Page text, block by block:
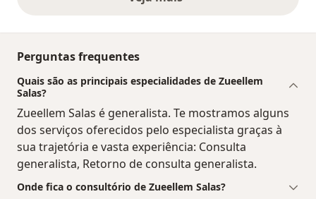
opiniões acima
Perguntas frequentes
Quais são as principais especialidades de Zueellem
Salas?
Zueellem Salas é generalista. Te mostramos alguns
dos serviços oferecidos pelo especialista graças à
sua trajetória e vasta experiência: Consulta
generalista, Retorno de consulta generalista.
Onde fica o consultório de Zueellem Salas?